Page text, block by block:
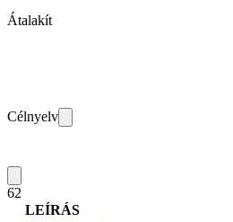
Átalakít
Célnyelv
62
LEÍRÁS